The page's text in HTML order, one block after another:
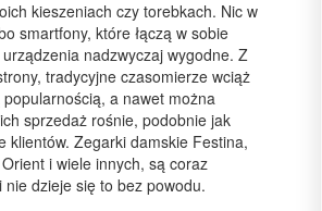
kieszeniach czy torebkach. Nic w
smartfony, które łączą w sobie
nadzwyczaj wygodne. Z
tradycyjne czasomierze wciąż
a nawet można
sprzedaż rośnie, podobnie jak
klientów. Zegarki damskie Festina,
i wiele innych, są coraz
nie dzieje się to bez powodu.